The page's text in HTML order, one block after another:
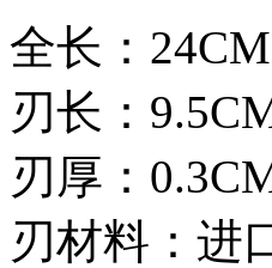
全长：24CM
刃长：
刃厚：
刃材料：进